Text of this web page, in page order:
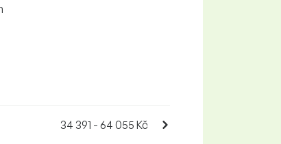
34 391 - 64 055 Kč